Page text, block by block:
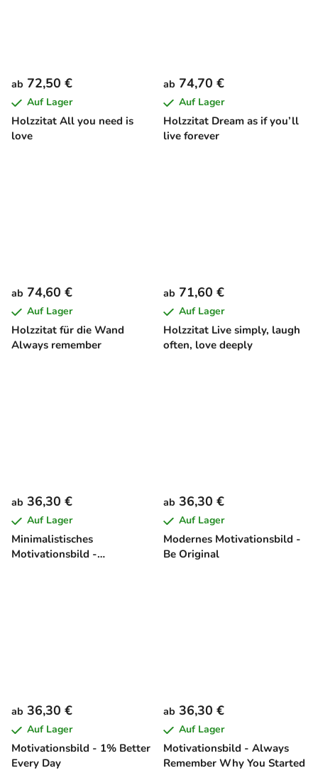
Holzzitat All you need is
love
ab 72,50 €
Auf Lager
Holzzitat Dream as if you’ll
live forever
ab 74,70 €
Auf Lager
Holzzitat für die Wand
Always remember
ab 74,60 €
Auf Lager
Holzzitat Live simply, laugh
often, love deeply
ab 71,60 €
Auf Lager
Minimalistisches
Motivationsbild -
ab 36,30 €
Auf Lager
Modernes Motivationsbild -
Be Original
ab 36,30 €
Auf Lager
Motivationsbild - 1% Better
Every Day
ab 36,30 €
Auf Lager
Motivationsbild - Always
Remember Why You Started
ab 36,30 €
Auf Lager